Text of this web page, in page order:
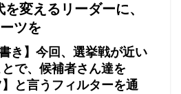
を変えるリーダーに、
ツを
書き】今回、選挙戦が近い
とで、候補者さん達を
】と言うフィルターを通